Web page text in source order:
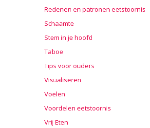
Redenen en patronen eetstoornis
Schaamte
Stem in je hoofd
Taboe
Tips voor ouders
Visualiseren
Voelen
Voordelen eetstoornis
Vrij Eten